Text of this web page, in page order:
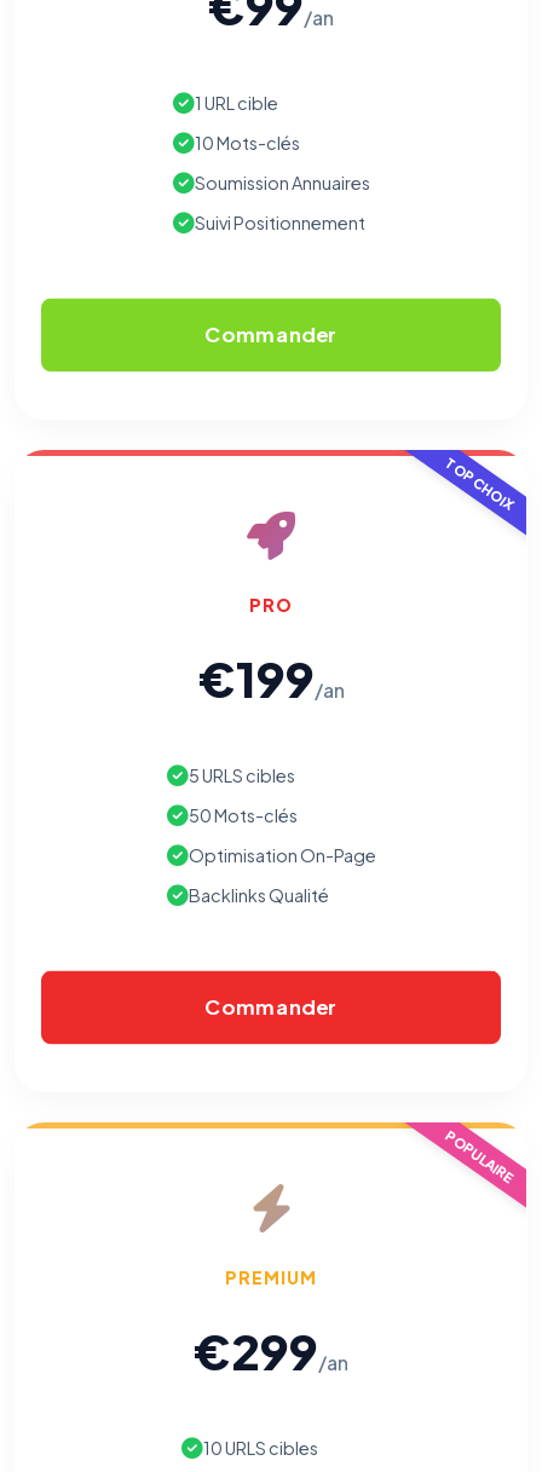
/an
1 URL cible
10 Mots-clés
Soumission Annuaires
Suivi Positionnement
Commander
TOP CHOIX
PRO
€199/an
5 URLS cibles
50 Mots-clés
Optimisation On-Page
Backlinks Qualité
Commander
POPULAIRE
PREMIUM
€299/an
10 URLS cibles